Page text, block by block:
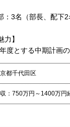
：3名（部長、配下2
力】
度とする中期計画
都千代田区
：750万円～1400万円